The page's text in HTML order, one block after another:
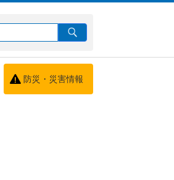
防災・災害情報